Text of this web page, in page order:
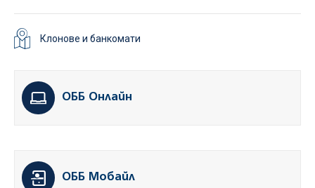
Клонове и банкомати
ОББ Онлайн
ОББ Мобайл